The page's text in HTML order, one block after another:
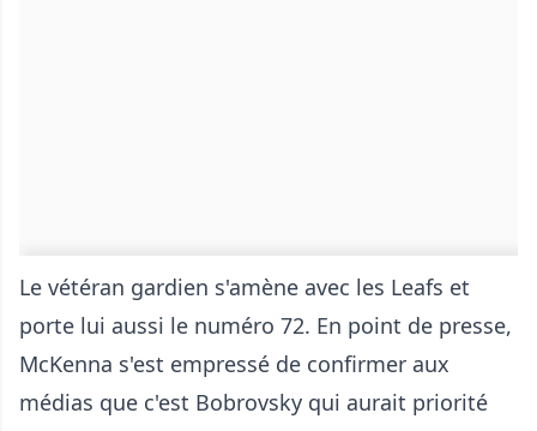
Le vétéran gardien s'amène avec les Leafs et
porte lui aussi le numéro 72. En point de presse,
McKenna s'est empressé de confirmer aux
médias que c'est Bobrovsky qui aurait priorité